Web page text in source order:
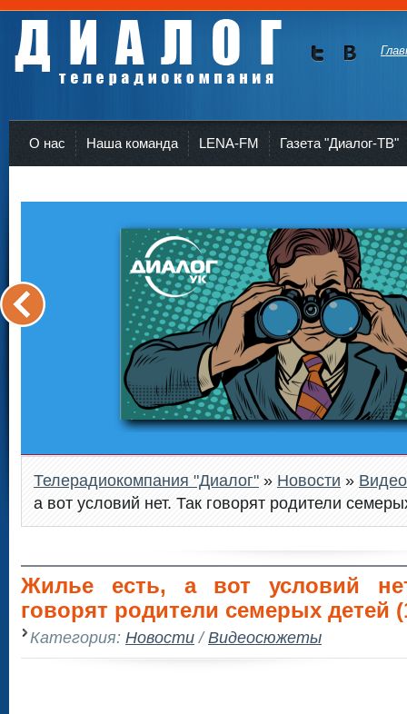
О нас Наша команда LENA-FM Газета "Диалог-ТВ"
Телерадиокомпания "Диалог" » Новости »
а вот условий нет. Так говорят родители
Жилье есть, а вот условий
говорят родители семерых детей
Категория: Новости/Видеосюжеты